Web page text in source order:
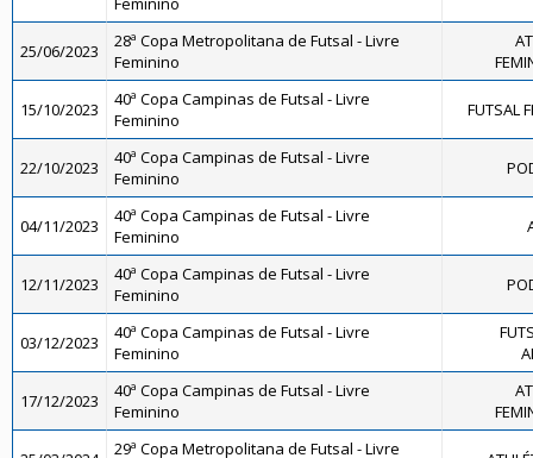
25/06/2023
28ª Copa Metropolitana de Futsal - Livre
Feminino
15/10/2023
40ª Copa Campinas de Futsal - Livre
Feminino
FUTSAL
22/10/2023
40ª Copa Campinas de Futsal - Livre
Feminino
04/11/2023
40ª Copa Campinas de Futsal - Livre
Feminino
12/11/2023
40ª Copa Campinas de Futsal - Livre
Feminino
03/12/2023
40ª Copa Campinas de Futsal - Livre
Feminino
17/12/2023
40ª Copa Campinas de Futsal - Livre
Feminino
29ª Copa Metropolitana de Futsal - Livre